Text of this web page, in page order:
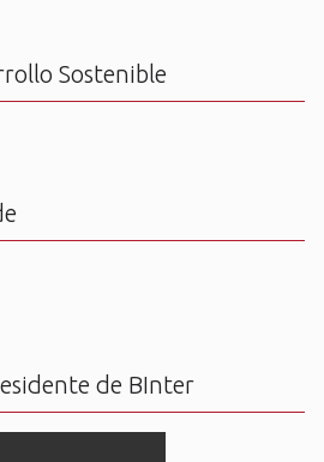
Sostenible
de BInter